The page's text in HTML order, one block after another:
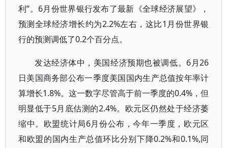
利”。6月份世界银行发布了最新《全球经济展望》，
预测全球经济增长约为2.2%左右，这比1月份世界银
行的预测调低了0.2个百分点。
发达经济体中，美国经济预期也被调低。6月26
日美国商务部公布一季度美国国内生产总值按年率计
算增长1.8%。这一数字尽管高于前一季度的0.4%，但
明显低于5月底估测的2.4%。欧元区仍然处于经济萎
缩中。欧盟统计局6月份公布，今年一季度，欧元区
和欧盟的国内生产总值环比分别下降0.2%和0.1%,同